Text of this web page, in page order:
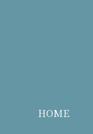
HOME